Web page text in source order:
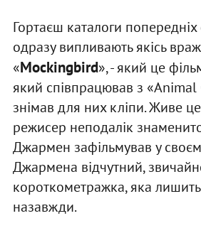
Гортаєш каталоги попередніх
одразу випливають якісь
«Mockingbird», - який це
який співпрацював з
знімав для них кліпи. Живе
режисер неподалік
Джармен зафільмував у
Джармена відчутний,
короткометражка, яка
назавжди.